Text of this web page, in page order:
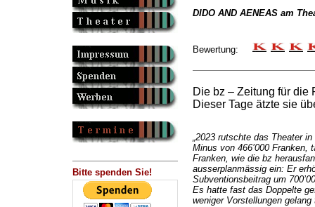
Bitte spenden Sie!
DIDO AND AENEAS am
Bewertung:
Die bz – Zeitung für die
Dieser Tage ätzte sie
„2023 rutschte das Theater
Minus von 466’000
Franken, wie die bz
ausserplanmässig ein: Er
Subventionsbeitrag um
Es hatte fast das Doppelte
weniger Vorstellungen